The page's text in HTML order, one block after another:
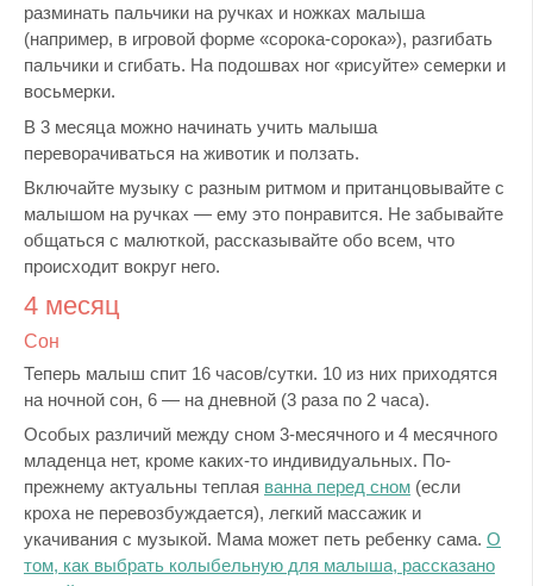
разминать пальчики на ручках и ножках малыша
(например, в игровой форме «сорока-сорока»), разгибать
пальчики и сгибать. На подошвах ног «рисуйте» семерки и
восьмерки.
В 3 месяца можно начинать учить малыша
переворачиваться на животик и ползать.
Включайте музыку с разным ритмом и пританцовывайте с
малышом на ручках — ему это понравится. Не забывайте
общаться с малюткой, рассказывайте обо всем, что
происходит вокруг него.
4 месяц
Сон
Теперь малыш спит 16 часов/сутки. 10 из них приходятся
на ночной сон, 6 — на дневной (3 раза по 2 часа).
Особых различий между сном 3-месячного и 4 месячного
младенца нет, кроме каких-то индивидуальных. По-
прежнему актуальны теплая ванна перед сном (если
кроха не перевозбуждается), легкий массажик и
укачивания с музыкой. Мама может петь ребенку сама. О
том, как выбрать колыбельную для малыша, рассказано